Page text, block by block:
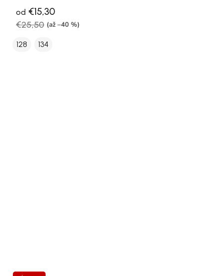
od €15,30
€25,50 (až –40 %)
128 134